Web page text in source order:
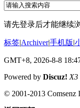
请先登录后才能继续
标签|Archiver|手机版|
GMT+8, 2026-8-8
Powered by Discuz! X3
© 2001-2013 Comsenz